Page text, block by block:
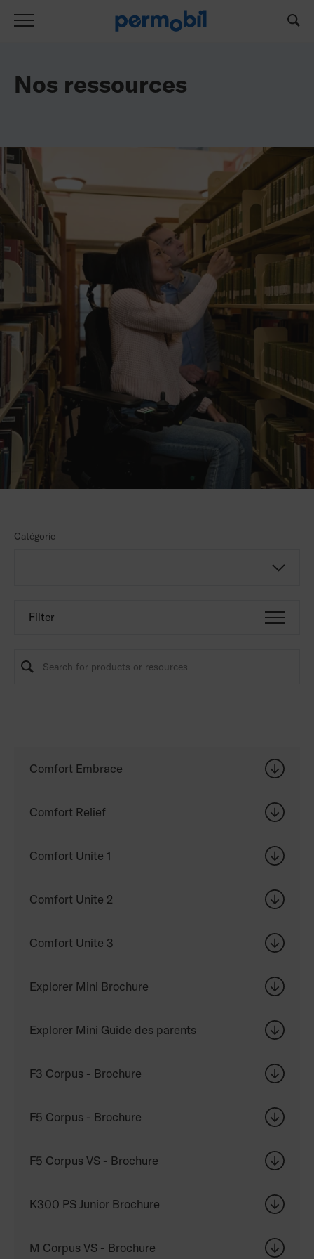
Nos ressources
Catégorie
Filter
Comfort Embrace
Comfort Relief
Comfort Unite 1
Comfort Unite 2
Comfort Unite 3
Explorer Mini Brochure
Explorer Mini Guide des parents
F3 Corpus - Brochure
F5 Corpus - Brochure
F5 Corpus VS - Brochure
K300 PS Junior Brochure
M Corpus VS - Brochure